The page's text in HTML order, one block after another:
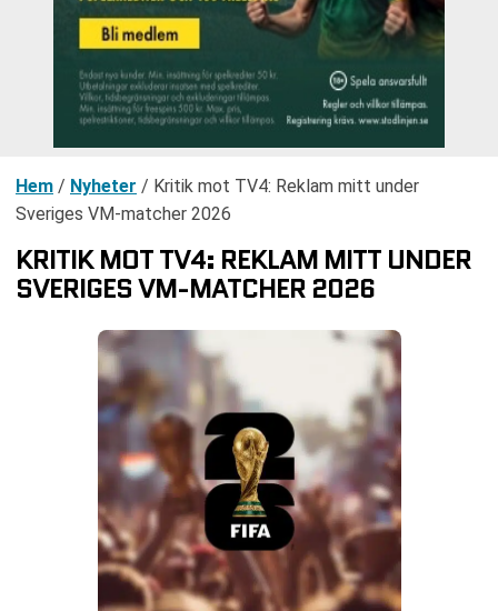
Hem / Nyheter / Kritik mot TV4: Reklam mitt under
Sveriges VM-matcher 2026
KRITIK MOT TV4: REKLAM MITT UNDER
SVERIGES VM-MATCHER 2026